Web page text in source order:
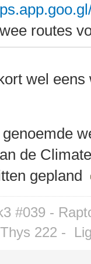
routes
wel
de
gepland
#039 -
222 -